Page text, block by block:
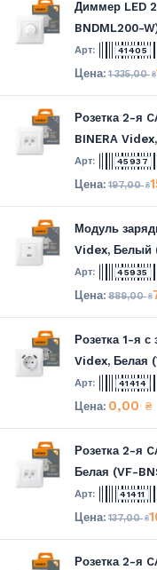
Диммер LED
BNDML200-
41405
1 335,00₴
Розетка 2-я
BINERA
45937
197,00₴
Модуль
Videx, Белый
45935
889,00₴
Розетка 1-я с
Videx, Белая
41414
0,00 ₴
Розетка 2-я
Белая (VF-
41411
137,00₴
Розетка 2-я